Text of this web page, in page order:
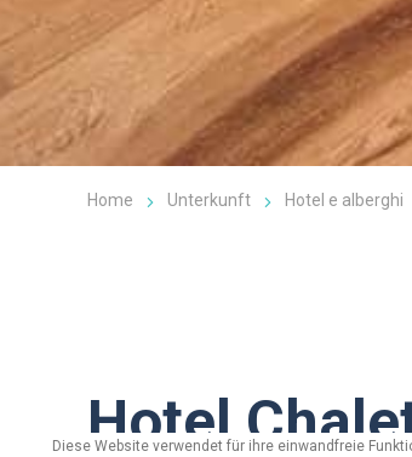
Home Unterkunft Hotel e alberghi
Hotel
Diese Website verwendet für ihre einwandfreie